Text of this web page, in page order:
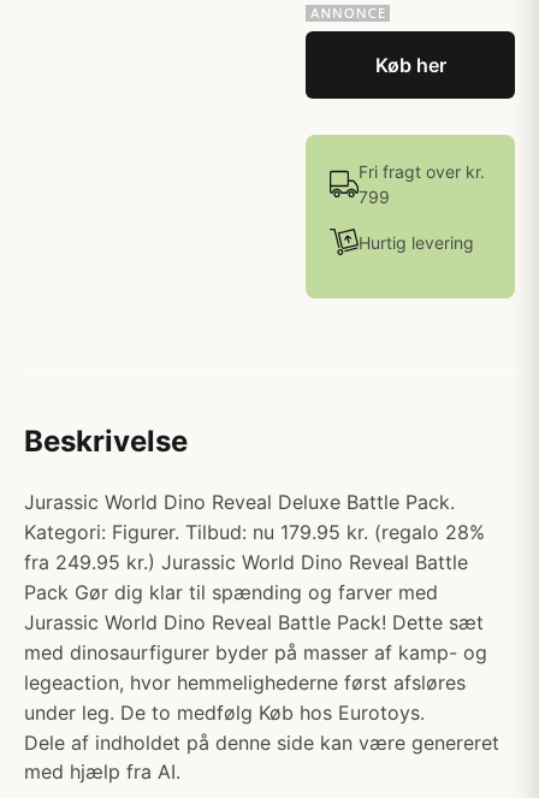
Køb her
Fri fragt over kr.
799
Hurtig levering
Beskrivelse
Jurassic World Dino Reveal Deluxe Battle Pack.
Kategori: Figurer. Tilbud: nu 179.95 kr. (regalo 28%
fra 249.95 kr.) Jurassic World Dino Reveal Battle
Pack Gør dig klar til spænding og farver med
Jurassic World Dino Reveal Battle Pack! Dette sæt
med dinosaurfigurer byder på masser af kamp- og
legeaction, hvor hemmelighederne først afsløres
under leg. De to medfølg Køb hos Eurotoys.
Dele af indholdet på denne side kan være genereret
med hjælp fra AI.